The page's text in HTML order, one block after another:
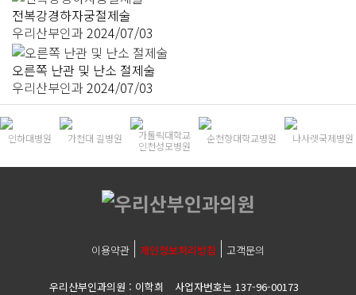
전복강경하자궁절제술
우리산부인과2024/07/03
오른쪽 난관 및 난소 절제술
우리산부인과2024/07/03
인하대병원 가천대 길병원
가톨릭대학교
인천성모병원
순천향대학교병원 나사렛국제병원
이용약관 개인정보처리방침 고객문의
우리산부인과의원 : 이학희 사업자번호는 137-96-00173